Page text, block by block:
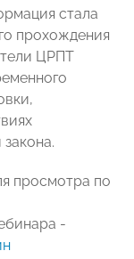
стала
прохождения
ЦРПТ
просмотра по
-